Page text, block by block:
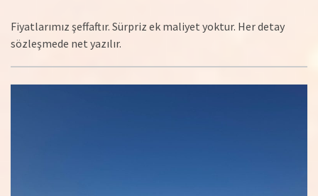
Fiyatlarımız şeffaftır. Sürpriz ek maliyet yoktur. Her detay
sözleşmede net yazılır.